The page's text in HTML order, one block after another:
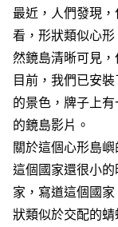
最近，人們發現
看，形狀類似心
然鏡島清晰可見
目前，我們已安
的景色，牌子上
的鏡島影片。
關於這個心形島
這個國家還很小
家，寫道這個國
狀類似於交配的